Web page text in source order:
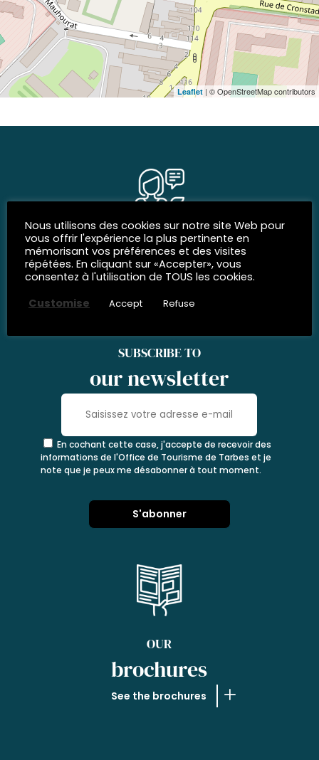
Leaflet | © OpenStreetMap contributors
SOCIAL NETWORKS
Join us
SUBSCRIBE TO
our newsletter
En cochant cette case, j'accepte de recevoir des
informations de l'Office de Tourisme de Tarbes et je
note que je peux me désabonner à tout moment.
OUR
brochures
See the brochures
Nous utilisons des cookies sur notre site Web pour
vous offrir l'expérience la plus pertinente en
mémorisant vos préférences et des visites
répétées. En cliquant sur «Accepter», vous
consentez à l'utilisation de TOUS les cookies.
Customise
Accept Refuse